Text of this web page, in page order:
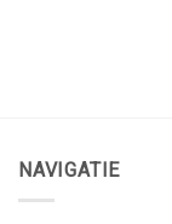
NAVIGATIE